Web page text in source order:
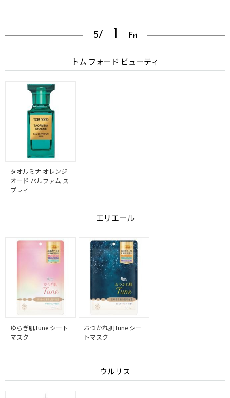
5/ 1 Fri
トム フォード ビューティ
タオルミナ オレンジ
オード パルファム ス
プレィ
エリエール
ゆらぎ肌Tune シート
マスク
おつかれ肌Tune シー
トマスク
ウルリス